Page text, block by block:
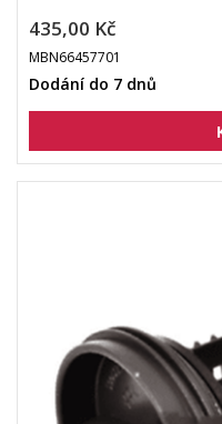
435,00 Kč
MBN66457701
Dodání do 7 dnů